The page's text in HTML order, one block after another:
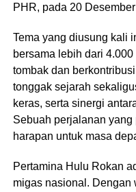
PHR, pada 20
Tema yang diusung kali
bersama lebih dari
tombak dan
tonggak sejarah
keras, serta sinergi
Sebuah perjalanan
harapan untuk masa
Pertamina Hulu Rokan
migas nasional.